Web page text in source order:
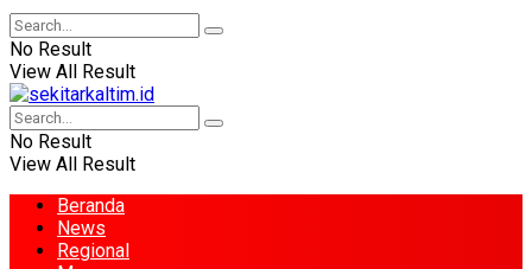
No Result
View All Result
No Result
View All Result
Beranda
News
Regional